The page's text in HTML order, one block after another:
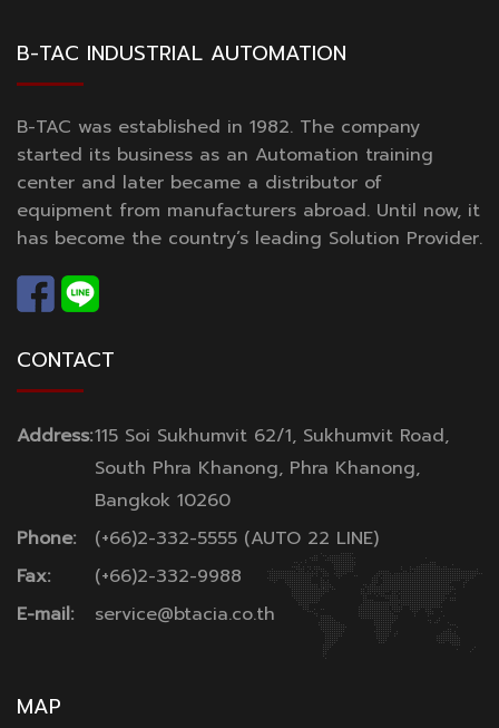
B-TAC INDUSTRIAL AUTOMATION
B-TAC was established in 1982. The company
started its business as an Automation training
center and later became a distributor of
equipment from manufacturers abroad. Until now, it
has become the country’s leading Solution Provider.
CONTACT
Address:115 Soi Sukhumvit 62/1, Sukhumvit Road,
South Phra Khanong, Phra Khanong,
Bangkok 10260
Phone:
(+66)2-332-5555 (AUTO 22 LINE)
Fax:
(+66)2-332-9988
E-mail:
service@btacia.co.th
MAP